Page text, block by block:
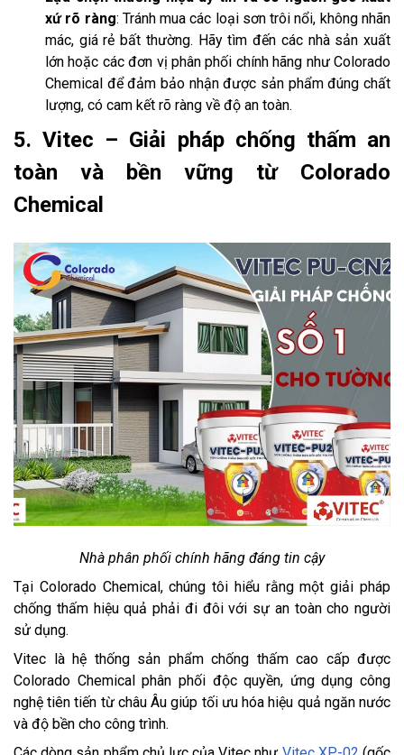
xứ rõ ràng: Tránh mua các loại sơn trôi nổi, không nhãn
mác, giá rẻ bất thường. Hãy tìm đến các nhà sản xuất
lớn hoặc các đơn vị phân phối chính hãng như Colorado
Chemical để đảm bảo nhận được sản phẩm đúng chất
lượng, có cam kết rõ ràng về độ an toàn.
5. Vitec – Giải pháp chống thấm an
toàn và bền vững từ Colorado
Chemical
Nhà phân phối chính hãng đáng tin cậy
Tại Colorado Chemical, chúng tôi hiểu rằng một giải pháp
chống thấm hiệu quả phải đi đôi với sự an toàn cho người
sử dụng.
Vitec là hệ thống sản phẩm chống thấm cao cấp được
Colorado Chemical phân phối độc quyền, ứng dụng công
nghệ tiên tiến từ châu Âu giúp tối ưu hóa hiệu quả ngăn nước
và độ bền cho công trình.